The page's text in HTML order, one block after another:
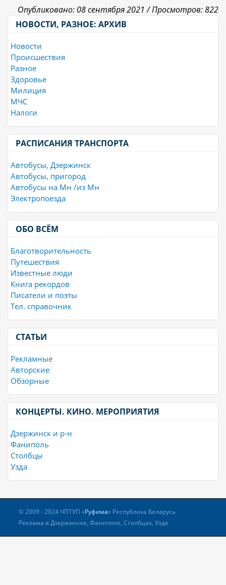
Опубликовано: 08 сентября 2021 /Просмотров: 822
НОВОСТИ, РАЗНОЕ: АРХИВ
Новости
Происшествия
Разное
Здоровье
Милиция
МЧС
Налоги
РАСПИСАНИЯ ТРАНСПОРТА
Автобусы, Дзержинск
Автобусы, пригород
Автобусы на Мн /из Мн
Электропоезда
ОБО ВСЁМ
Благотворительность
Путешествия
Известные люди
Книга рекордов
Писатели и поэты
Тел. справочник
СТАТЬИ
Рекламные
Авторские
Обзорные
КОНЦЕРТЫ. КИНО. МЕРОПРИЯТИЯ
Дзержинск и р-н
Фаниполь
Столбцы
Узда
© 2009 - 2024 ЧПТУП «Руфима» Республика Беларусь
Реклама в Дзержинске, Фаниполе, Столбцах, Узде